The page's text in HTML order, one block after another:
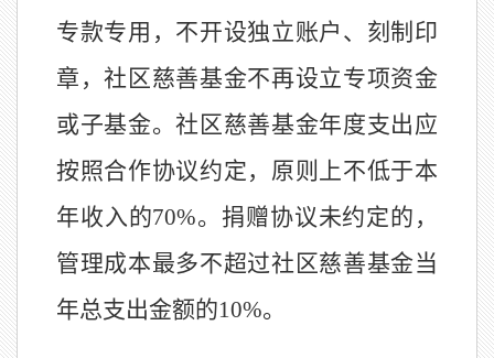
专款专用，不开设独立账户、刻制印
章，社区慈善基金不再设立专项资金
或子基金。社区慈善基金年度支出应
按照合作协议约定，原则上不低于本
年收入的70%。捐赠协议未约定的，
管理成本最多不超过社区慈善基金当
年总支出金额的10%。